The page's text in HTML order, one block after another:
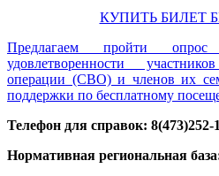
КУПИТЬ БИЛЕТ
Предлагаем пройти
удовлетворенности
операции (СВО) и членов их
поддержки по бесплатному
Телефон для справок: 8(473)252-
Нормативная региональная